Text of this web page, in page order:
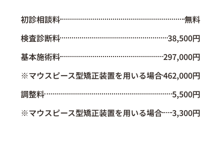
初診相談料
無料
検査診断料
38,500円
基本施術料
297,000円
※マウスピース型矯正装置を用いる場合462,000円
調整料
5,500円
※マウスピース型矯正装置を用いる場合
3,300円